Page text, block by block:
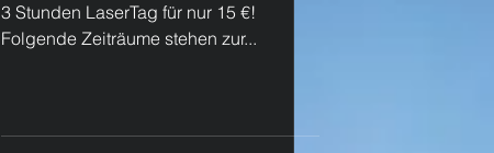
3 Stunden LaserTag für nur 15 €! ​
Folgende Zeiträume stehen zur...